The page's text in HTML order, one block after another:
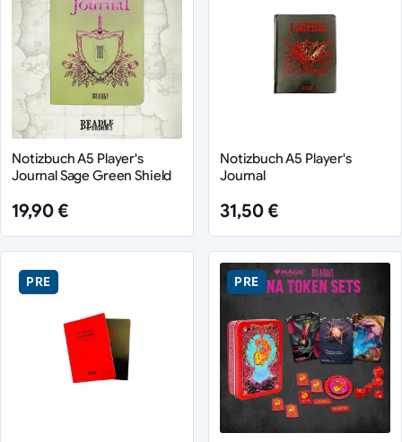
Notizbuch A5 Player's
Journal Sage Green Shield
19,90 €
Notizbuch A5 Player's
Journal
31,50 €
PRE PRE